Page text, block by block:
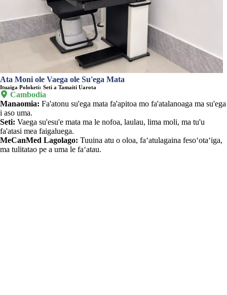
Ata Moni ole Vaega ole Su'ega Mata
Ituaiga Poloketi: Seti a Tamaiti Uarota
 Cambodia
Manaomia: Fa'atonu su'ega mata fa'apitoa mo fa'atalanoaga ma su'ega
i aso uma.
Seti: Vaega su'esu'e mata ma le nofoa, laulau, lima moli, ma tu'u
fa'atasi mea faigaluega.
MeCanMed Lagolago: Tuuina atu o oloa, faʻatulagaina fesoʻotaʻiga,
ma tulitatao pe a uma le faʻatau.